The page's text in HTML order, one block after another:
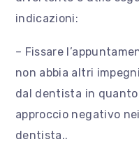
indicazioni:
– Fissare
non abbia altri
dal dentista in
approccio negativo
dentista..